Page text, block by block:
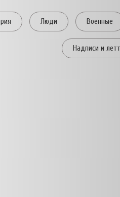
Люди Военные
Надписи и